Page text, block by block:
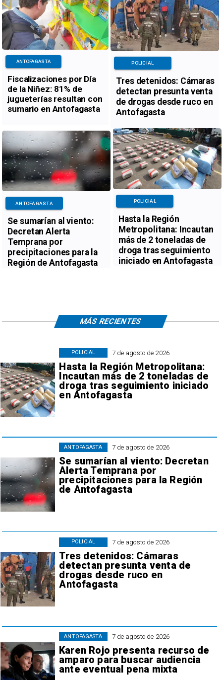
Fiscalizaciones por Día
de la Niñez: 81% de
jugueterías resultan con
sumario en Antofagasta
ANTOFAGASTA
Tres detenidos: Cámaras
detectan presunta venta
de drogas desde ruco en
Antofagasta
POLICIAL
Se sumarían al viento:
Decretan Alerta
Temprana por
precipitaciones para la
Región de Antofagasta
ANTOFAGASTA
Hasta la Región
Metropolitana: Incautan
más de 2 toneladas de
droga tras seguimiento
iniciado en Antofagasta
POLICIAL
7 de agosto de 2026
Hasta la Región Metropolitana:
Incautan más de 2 toneladas de
droga tras seguimiento iniciado
en Antofagasta
POLICIAL
7 de agosto de 2026
Se sumarían al viento: Decretan
Alerta Temprana por
precipitaciones para la Región
de Antofagasta
ANTOFAGASTA
7 de agosto de 2026
Tres detenidos: Cámaras
detectan presunta venta de
drogas desde ruco en
Antofagasta
POLICIAL
7 de agosto de 2026
Karen Rojo presenta recurso de
amparo para buscar audiencia
ante eventual pena mixta
ANTOFAGASTA
MÁS RECIENTES